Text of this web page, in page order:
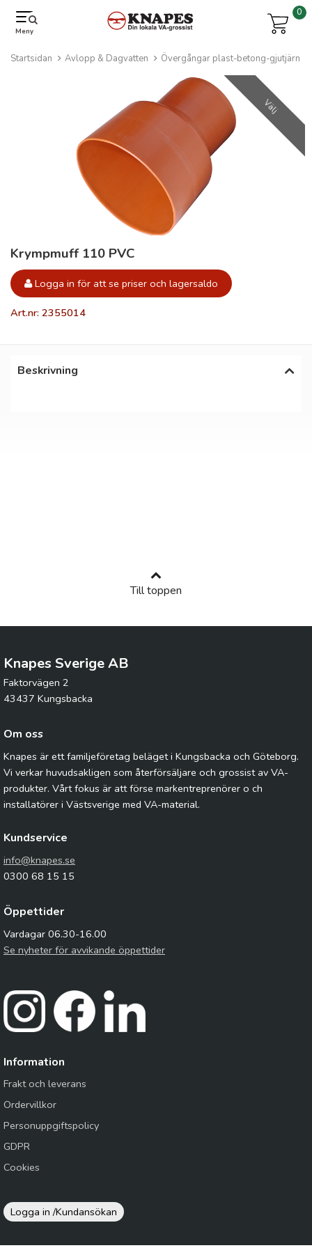
Meny
0
Startsidan Avlopp & Dagvatten Övergångar plast-betong-gjutjärn
Välj
Krympmuff 110 PVC
Logga in för att se priser och lagersaldo
Art.nr: 2355014
Beskrivning
Till toppen
Knapes Sverige AB
Faktorvägen 2
43437 Kungsbacka
Om oss
Knapes är ett familjeföretag beläget i Kungsbacka och Göteborg.
Vi verkar huvudsakligen som återförsäljare och grossist av VA-
produkter. Vårt fokus är att förse markentreprenörer o ch
installatörer i Västsverige med VA-material.
Kundservice
info@knapes.se
0300 68 15 15
Öppettider
Vardagar 06.30-16.00
Se nyheter för avvikande öppettider
Information
Frakt och leverans
Ordervillkor
Personuppgiftspolicy
GDPR
Cookies
Logga in /Kundansökan